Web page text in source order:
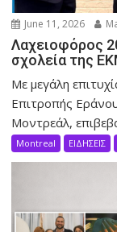
June 11, 2026
Λαχειοφόρος
σχολεία της
Με μεγάλη
Επιτροπής
Μοντρεάλ,
Montreal ΕΙΔΗΣΕΙΣ